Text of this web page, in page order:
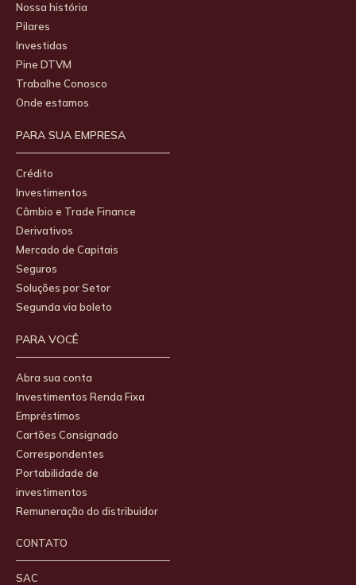
Nossa história
Pilares
Investidas
Pine DTVM
Trabalhe Conosco
Onde estamos
PARA SUA EMPRESA
Crédito
Investimentos
Câmbio e Trade Finance
Derivativos
Mercado de Capitais
Seguros
Soluções por Setor
Segunda via boleto
PARA VOCÊ
Abra sua conta
Investimentos Renda Fixa
Empréstimos
Cartões Consignado
Correspondentes
Portabilidade de
investimentos
Remuneração do distribuidor
CONTATO
SAC